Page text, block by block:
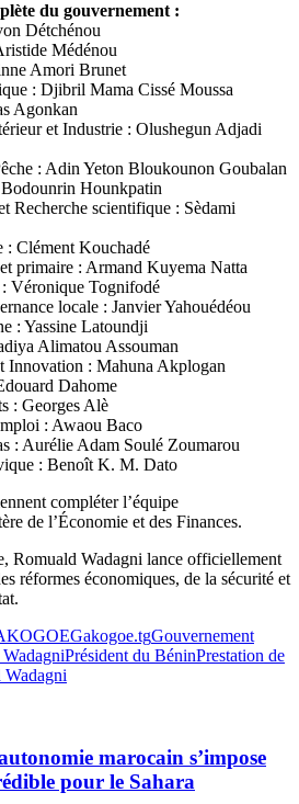
du gouvernement :
Détchénou
Médénou
Amori Brunet
: Djibril Mama Cissé Moussa
Agonkan
et Industrie : Olushegun Adjadi
: Adin Yeton Bloukounon Goubalan
Hounkpatin
Recherche scientifique : Sèdami
: Clément Kouchadé
primaire : Armand Kuyema Natta
Véronique Tognifodé
locale : Janvier Yahouédéou
: Yassine Latoundji
Alimatou Assouman
Innovation : Mahuna Akplogan
Dahome
: Georges Alè
: Awaou Baco
: Aurélie Adam Soulé Zoumarou
: Benoît K. M. Dato
compléter l’équipe
de l’Économie et des Finances.
Romuald Wadagni lance officiellement
réformes économiques, de la sécurité et
Gakogoe.tgGouvernement
Président du BéninPrestation de
Wadagni
marocain s’impose
pour le Sahara